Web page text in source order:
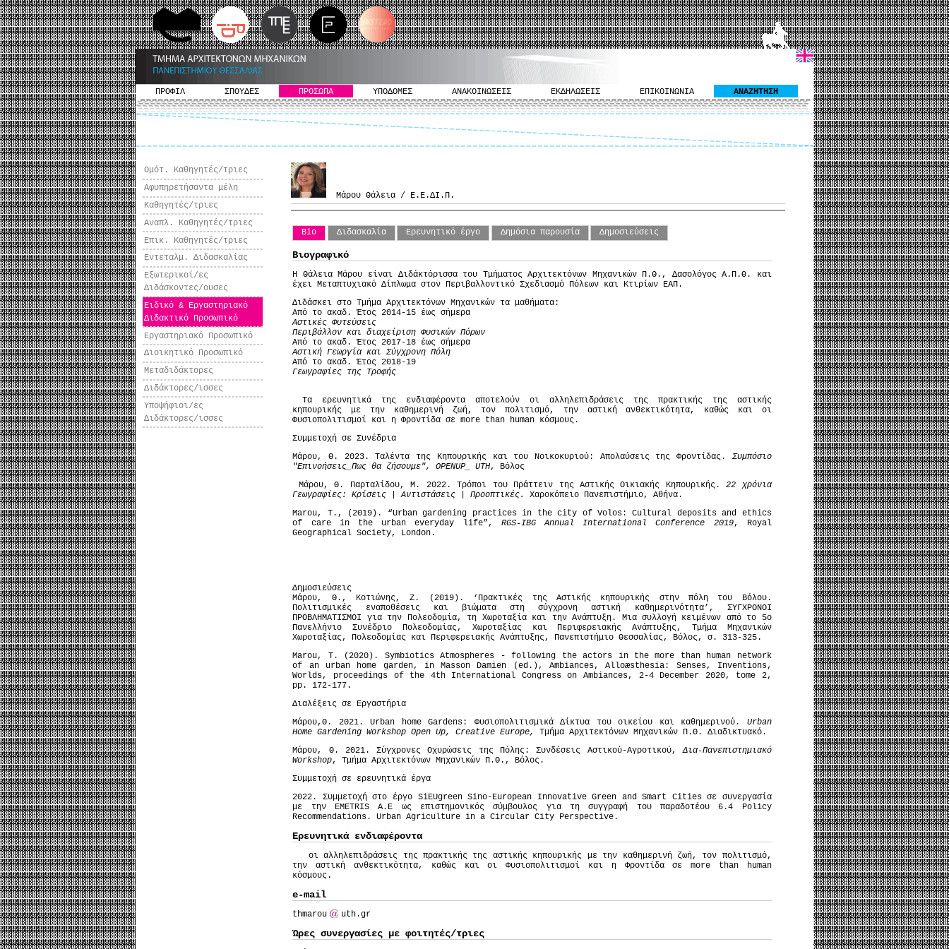
ΠΡΟΦΙΛ ΣΠΟΥΔΕΣ ΠΡΟΣΩΠΑ ΥΠΟΔΟΜΕΣ ΑΝΑΚΟΙΝΩΣΕΙΣ ΕΚΔΗΛΩΣΕΙΣ ΕΠΙΚΟΙΝΩΝΙΑ ΑΝΑΖΗΤΗΣΗ
Ομότ. Καθηγητές/τριες
Αφυπηρετήσαντα μέλη
Καθηγητές/τριες
Αναπλ. Καθηγητές/τριες
Επικ. Καθηγητές/τριες
Εντεταλμ. Διδασκαλίας
Εξωτερικοί/ες
Διδάσκοντες/ουσες
Ειδικό & Εργαστηριακό
Διδακτικό Προσωπικό
Εργαστηριακό Προσωπικό
Διοικητικό Προσωπικό
Μεταδιδάκτορες
Διδάκτορες/ισσες
Υποψήφιοι/ες
Διδάκτορες/ισσες
Μάρου Θάλεια / Ε.Ε.ΔΙ.Π.
Bio Διδασκαλία Ερευνητικό έργο Δημόσια παρουσία Δημοσιεύσεις
Βιογραφικό
Η Θάλεια Μάρου είναι Διδάκτόρισσα του Τμήματος Αρχιτεκτόνων Μηχανικών Π.Θ., Δασολόγος Α.Π.Θ. και
έχει Μεταπτυχιακό Δίπλωμα στον Περιβαλλοντικό Σχεδιασμό Πόλεων και Κτιρίων ΕΑΠ.
Διδάσκει στο Τμήμα Αρχιτεκτόνων Μηχανικών τα μαθήματα:
Από το ακαδ. Έτος 2014-15 έως σήμερα
Αστικές Φυτεύσεις
Περιβάλλον και διαχείριση Φυσικών Πόρων
Από το ακαδ. Έτος 2017-18 έως σήμερα
Αστική Γεωργία και Σύγχρονη Πόλη
Από το ακαδ. Έτος 2018-19
Γεωγραφίες της Τροφής
Τα ερευνητικά της ενδιαφέροντα αποτελούν οι αλληλεπιδράσεις της πρακτικής της αστικής
κηπουρικής με την καθημερινή ζωή, τον πολιτισμό, την αστική ανθεκτικότητα, καθώς και οι
Φυσιοπολιτισμοί και η Φροντίδα σε more than human κόσμους.
Συμμετοχή σε Συνέδρια
Μάρου, Θ. 2023. Ταλέντα της Κηπουρικής και του Νοικοκυριού: Απολαύσεις της Φροντίδας. Συμπόσιο
"Επινοήσεις_Πως θα ζήσουμε", OPENUP_ UTH, Βόλος
Μάρου, Θ. Παρταλίδου, Μ. 2022. Τρόποι του Πράττειν της Αστικής Οικιακής Κηπουρικής.22 χρόνια
Γεωγραφίες: Κρίσεις | Αντιστάσεις | Προοπτικές.
Χαροκόπειο Πανεπιστήμιο, Αθήνα.
Marou, T., (2019). “Urban gardening practices in the city of Volos: Cultural deposits and ethics
of care in the urban everyday life”, RGS-IBG Annual International Conference 2019, Royal
Geographical Society, London.
Δημοσιεύσεις
Μάρου, Θ., Κοτιώνης, Ζ. (2019). ‘Πρακτικές της Αστικής κηπουρικής στην πόλη του Βόλου.
Πολιτισμικές εναποθέσεις και βιώματα στη σύγχρονη αστική καθημερινότητα’, ΣΥΓΧΡΟΝΟΙ
ΠΡΟΒΛΗΜΑΤΙΣΜΟΙ για την Πολεοδομία, τη Χωροταξία και την Ανάπτυξη. Μια συλλογή κειμένων από το 5ο
Πανελλήνιο Συνέδριο Πολεοδομίας, Χωροταξίας και Περιφερειακής Ανάπτυξης, Τμήμα Μηχανικών
Χωροταξίας, Πολεοδομίας και Περιφερειακής Ανάπτυξης, Πανεπιστήμιο Θεσσαλίας, Βόλος, σ. 313-325.
Marou, T. (2020). Symbiotics Atmospheres - following the actors in the more than human network
of an urban home garden, in Masson Damien (ed.), Ambiances, Alloæsthesia: Senses, Inventions,
Worlds, proceedings of the 4th International Congress on Ambiances, 2-4 December 2020, tome 2,
pp. 172-177.
Διαλέξεις σε Εργαστήρια
Μάρου,Θ. 2021. Urban home Gardens: Φυσιοπολιτισμικά Δίκτυα του οικείου και καθημερινού. Urban
Home Gardening Workshop Open Up, Creative Europe,Τμήμα Αρχιτεκτόνων Μηχανικών Π.Θ. Διαδικτυακό.
Μάρου, Θ. 2021. Σύγχρονες Οχυρώσεις της Πόλης: Συνδέσεις Αστικού-Αγροτικού,
Δια-Πανεπιστημιακό
Workshop, Τμήμα Αρχιτεκτόνων Μηχανικών Π.Θ., Βόλος.
Συμμετοχή σε ερευνητικά έργα
2022. Συμμετοχή στο έργο SiEUgreen Sino-European Innovative Green and Smart Cities σε συνεργασία
με την EMETRIS A.E ως επιστημονικός σύμβουλος για τη συγγραφή του παραδοτέου 6.4 Policy
Recommendations. Urban Agriculture in a Circular City Perspective.
Ερευνητικά ενδιαφέροντα
οι αλληλεπιδράσεις της πρακτικής της αστικής κηπουρικής με την καθημερινή ζωή, τον πολιτισμό,
την αστική ανθεκτικότητα, καθώς και οι Φυσιοπολιτισμοί και η Φροντίδα σε more than human
κόσμους.
e-mail
thmarou uth.gr
Ώρες συνεργασίες με φοιτητές/τριες